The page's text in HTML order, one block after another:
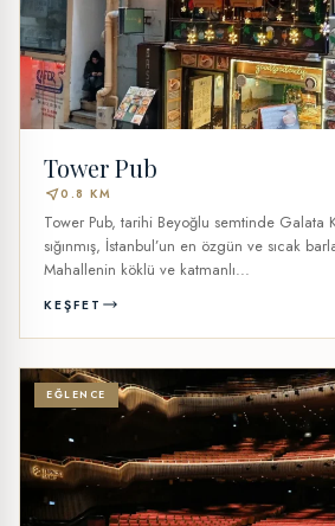
Tower Pub
near_me0.8 KM
Tower Pub, tarihi Beyoğlu semtinde Galata
sığınmış, İstanbul’un en özgün ve sıcak
Mahallenin köklü ve katmanlı...
KEŞFET
EĞLENCE